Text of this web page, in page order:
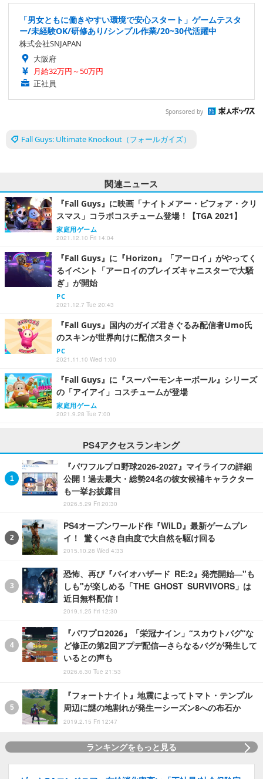
「男女ともに働きやすい環境で安心スタート」ゲームテスタ
ー/未経験OK/研修あり/シンプル作業/20~30代活躍中
株式会社SNJAPAN
大阪府
月給32万円～50万円
正社員
Sponsored by
Fall Guys: Ultimate Knockout（フォールガイズ）
関連ニュース
『Fall Guys』に映画「ナイトメアー・ビフォア・クリ
スマス」コラボコスチューム登場！【TGA 2021】
家庭用ゲーム
2021.12.10 Fri 14:04
『Fall Guys』に『Horizon』「アーロイ」がやってく
るイベント「アーロイのブレイズキャニスターで大騒
ぎ」が開始
PC
2021.12.7 Tue 20:43
『Fall Guys』国内のガイズ君きぐるみ配信者Umo氏
のスキンが世界向けに配信スタート
PC
2021.11.10 Wed 1:00
『Fall Guys』に『スーパーモンキーボール』シリーズ
の「アイアイ」コスチュームが登場
家庭用ゲーム
2021.9.28 Tue 7:00
PS4アクセスランキング
『パワフルプロ野球2026-2027』マイライフの詳細
公開！過去最大・総勢24名の彼女候補キャラクター
も一挙お披露目
2026.5.29 Fri 20:30
PS4オープンワールド作『WiLD』最新ゲームプレ
イ！ 驚くべき自由度で大自然を駆け回る
2015.10.28 Wed 4:33
恐怖、再び『バイオハザード RE:2』発売開始―"も
しも"が楽しめる「THE GHOST SURVIVORS」は
近日無料配信！
2019.1.25 Fri 12:30
『パワプロ2026』「栄冠ナイン」“スカウトバグ”な
ど修正の第2回アプデ配信―さらなるバグが発生して
いるとの声も
2026.6.30 Tue 21:53
『フォートナイト』地震によってトマト・テンプル
周辺に謎の地割れが発生ーシーズン8への布石か
2019.2.15 Fri 12:47
ランキングをもっと見る